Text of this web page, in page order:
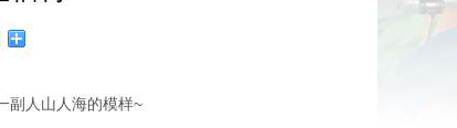
副人山人海的模样~